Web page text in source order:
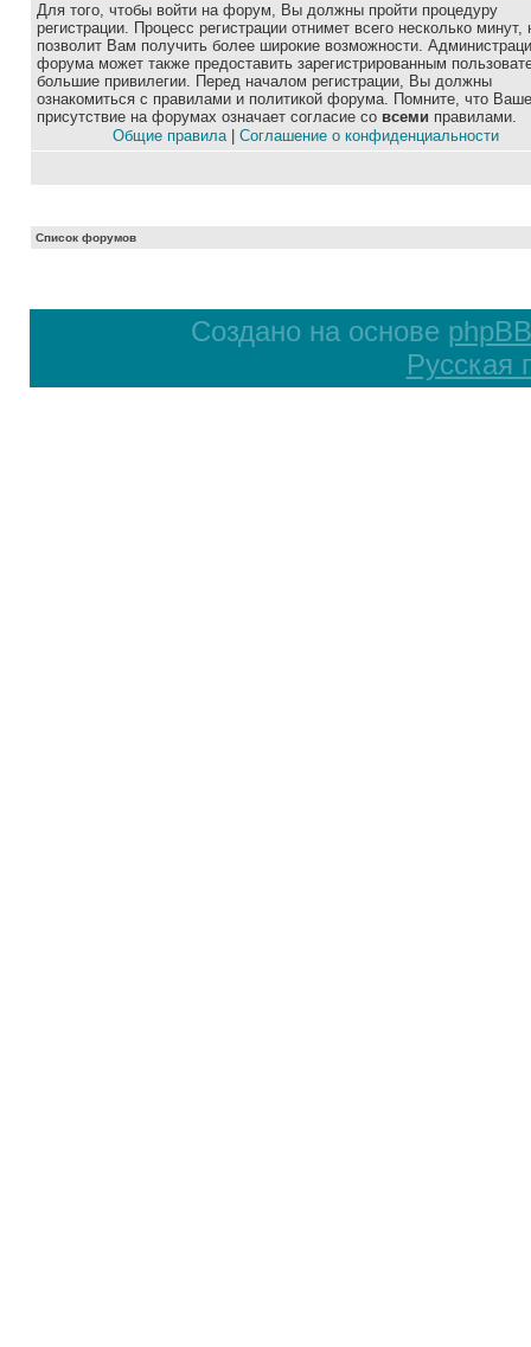
Для того, чтобы войти на форум, Вы должны пройти процедуру
регистрации. Процесс регистрации отнимет всего несколько минут,
позволит Вам получить более широкие возможности.
форума может также предоставить зарегистрированным
большие привилегии. Перед началом регистрации, Вы должны
ознакомиться с правилами и политикой форума. Помните, что Ваше
присутствие на форумах означает согласие со всеми правилами.
Общие правила| Соглашение о конфиденциальности
Список форумов
Создано на основе phpBB
Русская